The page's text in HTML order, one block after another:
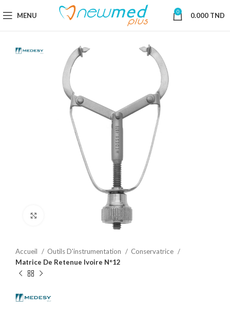
MENU 0 0.000 TND
Cliquez pour agrandir
Accueil Outils D'instrumentation
Conservatrice
Matrice De Retenue Ivoire N°12